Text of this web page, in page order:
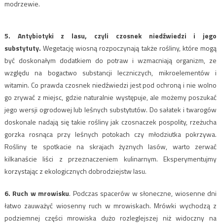
modrzewie.
5. Antybiotyki z lasu, czyli czosnek niedźwiedzi i jego
substytuty. Wegetację wiosną rozpoczynają także rośliny, które mogą
być doskonałym dodatkiem do potraw i wzmacniają organizm, ze
względu na bogactwo substancji leczniczych, mikroelementów i
witamin. Co prawda czosnek niedźwiedzi jest pod ochroną i nie wolno
go zrywać z miejsc, gdzie naturalnie występuje, ale możemy poszukać
jego wersji ogrodowej lub leśnych substytutów. Do sałatek i twarogów
doskonale nadają się takie rośliny jak czosnaczek pospolity, rzeżucha
gorzka rosnąca przy leśnych potokach czy młodziutka pokrzywa.
Rośliny te spotkacie na skrajach żyznych lasów, warto zerwać
kilkanaście liści z przeznaczeniem kulinarnym. Eksperymentujmy
korzystając z ekologicznych dobrodziejstw lasu.
6. Ruch w mrowisku. Podczas spacerów w słoneczne, wiosenne dni
łatwo zauważyć wiosenny ruch w mrowiskach. Mrówki wychodzą z
podziemnej części mrowiska dużo rozleglejszej niż widoczny na